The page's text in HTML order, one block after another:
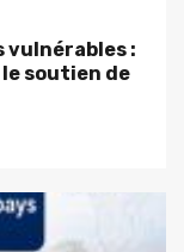
vulnérables :
le soutien de